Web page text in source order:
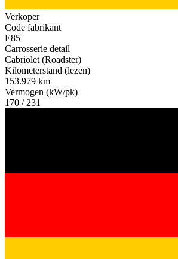
Verkoper
Code fabrikant
E85
Carrosserie detail
Cabriolet (Roadster)
Kilometerstand (lezen)
153.979 km
Vermogen (kW/pk)
170 / 231